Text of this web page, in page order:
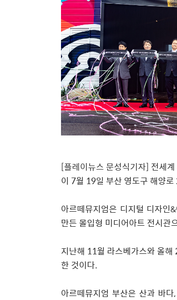
[플레이뉴스 문성식기자] 전세
이 7월 19일 부산 영도구 해양
아르떼뮤지엄은 디지털 디자인
만든 몰입형 미디어아트 전시관
지난해 11월 라스베가스와 올
한 것이다.
아르떼뮤지엄 부산은 산과 바